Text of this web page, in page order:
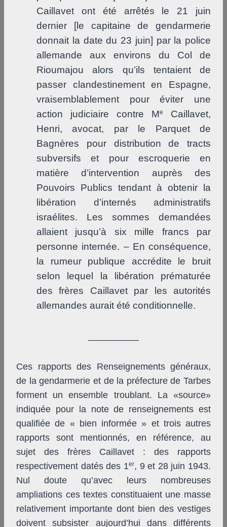
Caillavet ont été arrêtés le 21 juin
dernier [le capitaine de gendarmerie
donnait la date du 23 juin] par la police
allemande aux environs du Col de
Rioumajou alors qu’ils tentaient de
passer clandestinement en Espagne,
vraisemblablement pour éviter une
action judiciaire contre Me
Caillavet,
Henri, avocat, par le Parquet de
Bagnères pour distribution de tracts
subversifs et pour escroquerie en
matière d’intervention auprès des
Pouvoirs Publics tendant à obtenir la
libération d’internés administratifs
israélites. Les sommes demandées
allaient jusqu’à six mille francs par
personne internée. – En conséquence,
la rumeur publique accrédite le bruit
selon lequel la libération prématurée
des frères Caillavet par les autorités
allemandes aurait été conditionnelle.
Ces rapports des Renseignements généraux,
de la gendarmerie et de la préfecture de Tarbes
forment un ensemble troublant. La «source»
indiquée pour la note de renseignements est
qualifiée de « bien informée » et trois autres
rapports sont mentionnés, en référence, au
sujet des frères Caillavet : des rapports
respectivement datés des 1er, 9 et 28 juin 1943.
Nul doute qu’avec leurs nombreuses
ampliations ces textes constituaient une masse
relativement importante dont bien des vestiges
doivent subsister aujourd’hui dans différents